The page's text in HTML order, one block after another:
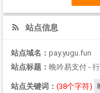
站点信息
站点域名： pay.yugu.fun
站点标题： 晚吟易支付 -
站点关键词： (38个字符)